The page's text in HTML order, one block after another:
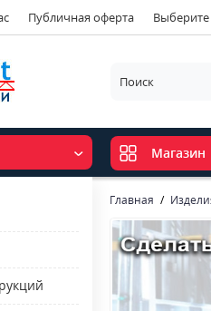
Публичная оферта
Магазин
Главная